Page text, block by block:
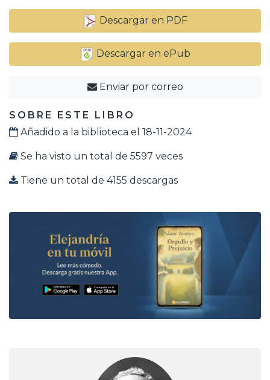
Descargar en PDF
Descargar en ePub
Enviar por correo
SOBRE ESTE LIBRO
Añadido a la biblioteca el 18-11-2024
Se ha visto un total de 5597 veces
Tiene un total de 4155 descargas